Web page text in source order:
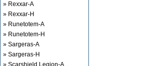
» Rexxar-A
» Rexxar-H
» Runetotem-A
» Runetotem-H
» Sargeras-A
» Sargeras-H
» Scarshield Legion-A